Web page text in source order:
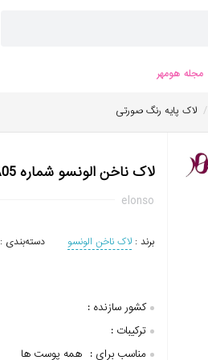
مجله هومهر
/ لاک پایه رنگ صورتی
لاک ناخن الونسو شماره A05
elonso
برند : لاک ناخن الونسو دسته‌بندی :
کشور سازنده :
ترکیبات :
مناسب برای : همه پوست ها